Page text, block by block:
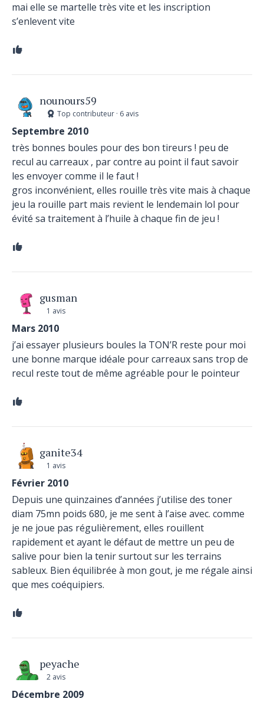
mai elle se martelle très vite et les inscription
s’enlevent vite
nounours59
Top contributeur · 6 avis
Septembre 2010
très bonnes boules pour des bon tireurs ! peu de
recul au carreaux , par contre au point il faut savoir
les envoyer comme il le faut !
gros inconvénient, elles rouille très vite mais à chaque
jeu la rouille part mais revient le lendemain lol pour
évité sa traitement à l’huile à chaque fin de jeu !
gusman
1 avis
Mars 2010
j’ai essayer plusieurs boules la TON’R reste pour moi
une bonne marque idéale pour carreaux sans trop de
recul reste tout de même agréable pour le pointeur
ganite34
1 avis
Février 2010
Depuis une quinzaines d’années j’utilise des toner
diam 75mn poids 680, je me sent à l’aise avec. comme
je ne joue pas régulièrement, elles rouillent
rapidement et ayant le défaut de mettre un peu de
salive pour bien la tenir surtout sur les terrains
sableux. Bien équilibrée à mon gout, je me régale ainsi
que mes coéquipiers.
peyache
2 avis
Décembre 2009